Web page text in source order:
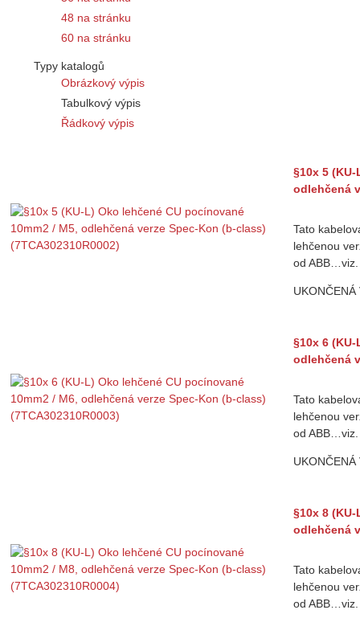
48 na stránku
60 na stránku
Typy katalogů
Obrázkový výpis
Tabulkový výpis
Řádkový výpis
§10x 5
odlehčená
Tato
lehčenou
od
UKONČENÁ
§10x 6
odlehčená
Tato
lehčenou
od
UKONČENÁ
§10x 8
odlehčená
Tato
lehčenou
od